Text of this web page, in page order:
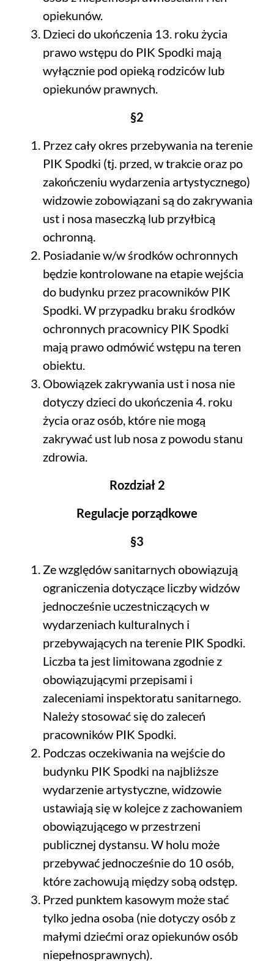
opiekunów.
Dzieci do ukończenia 13. roku życia
prawo wstępu do PIK Spodki mają
wyłącznie pod opieką rodziców lub
opiekunów prawnych.
§2
Przez cały okres przebywania na terenie
PIK Spodki (tj. przed, w trakcie oraz po
zakończeniu wydarzenia artystycznego)
widzowie zobowiązani są do zakrywania
ust i nosa maseczką lub przyłbicą
ochronną.
Posiadanie w/w środków ochronnych
będzie kontrolowane na etapie wejścia
do budynku przez pracowników PIK
Spodki. W przypadku braku środków
ochronnych pracownicy PIK Spodki
mają prawo odmówić wstępu na teren
obiektu.
Obowiązek zakrywania ust i nosa nie
dotyczy dzieci do ukończenia 4. roku
życia oraz osób, które nie mogą
zakrywać ust lub nosa z powodu stanu
zdrowia.
Rozdział 2
Regulacje porządkowe
§3
Ze względów sanitarnych obowiązują
ograniczenia dotyczące liczby widzów
jednocześnie uczestniczących w
wydarzeniach kulturalnych i
przebywających na terenie PIK Spodki.
Liczba ta jest limitowana zgodnie z
obowiązującymi przepisami i
zaleceniami inspektoratu sanitarnego.
Należy stosować się do zaleceń
pracowników PIK Spodki.
Podczas oczekiwania na wejście do
budynku PIK Spodki na najbliższe
wydarzenie artystyczne, widzowie
ustawiają się w kolejce z zachowaniem
obowiązującego w przestrzeni
publicznej dystansu. W holu może
przebywać jednocześnie do 10 osób,
które zachowują między sobą odstęp.
Przed punktem kasowym może stać
tylko jedna osoba (nie dotyczy osób z
małymi dziećmi oraz opiekunów osób
niepełnosprawnych).